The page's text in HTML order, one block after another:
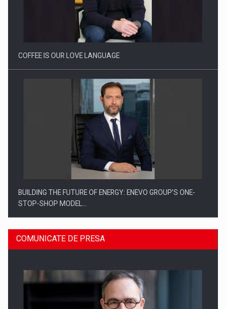
Proteinmaxxing and the Future of Protein Demand
COFFEE IS OUR LOVE LANGUAGE
BUILDING THE FUTURE OF ENERGY: ENEVO GROUP’S ONE-
STOP-SHOP MODEL…
COMUNICATE DE PRESA